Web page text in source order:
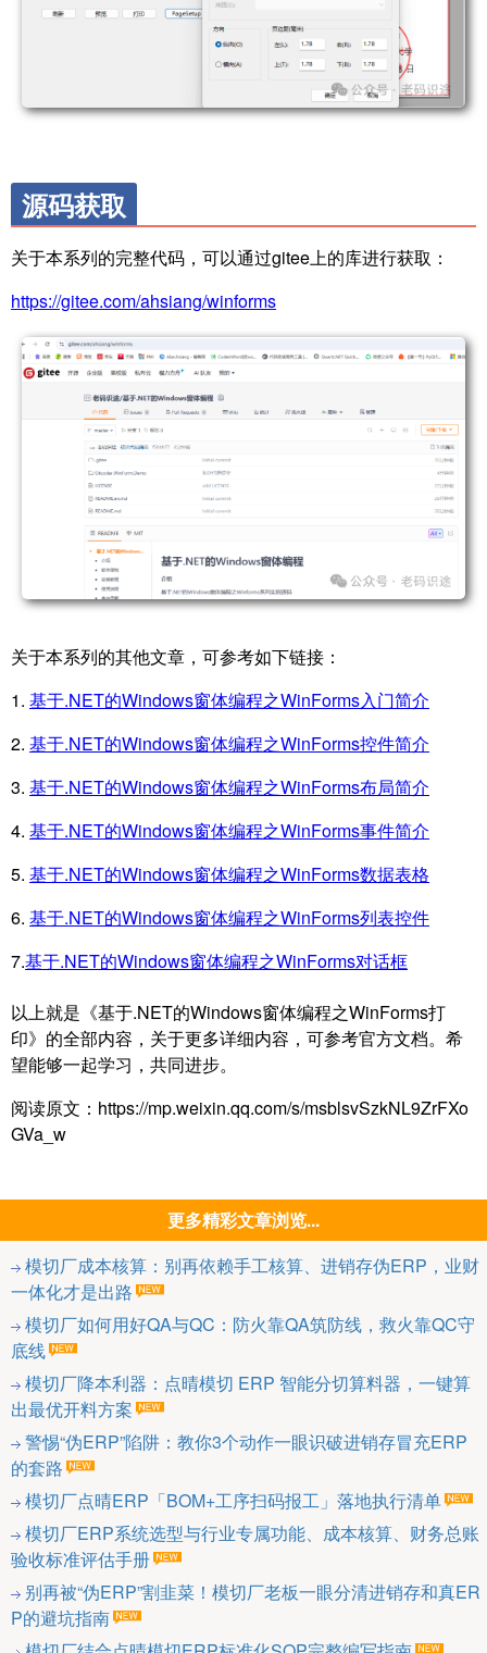
源码获取
关于本系列的完整代码，可以通过gitee上的库进行获取：
https://gitee.com/ahsiang/winforms
关于本系列的其他文章，可参考如下链接：
1. 基于.NET的Windows窗体编程之WinForms入门简介
2. 基于.NET的Windows窗体编程之WinForms控件简介
3. 基于.NET的Windows窗体编程之WinForms布局简介
4. 基于.NET的Windows窗体编程之WinForms事件简介
5. 基于.NET的Windows窗体编程之WinForms数据表格
6. 基于.NET的Windows窗体编程之WinForms列表控件
7.基于.NET的Windows窗体编程之WinForms对话框
以上就是《基于.NET的Windows窗体编程之WinForms打
印》的全部内容，关于更多详细内容，可参考官方文档。希
望能够一起学习，共同进步。
阅读原文：https://mp.weixin.qq.com/s/msblsvSzkNL9ZrFXo
GVa_w
更多精彩文章浏览...
模切厂成本核算：别再依赖手工核算、进销存伪ERP，业财
一体化才是出路
模切厂如何用好QA与QC：防火靠QA筑防线，救火靠QC守
底线
模切厂降本利器：点晴模切 ERP 智能分切算料器，一键算
出最优开料方案
警惕“伪ERP”陷阱：教你3个动作一眼识破进销存冒充ERP
的套路
模切厂点晴ERP「BOM+工序扫码报工」落地执行清单
模切厂ERP系统选型与行业专属功能、成本核算、财务总账
验收标准评估手册
别再被“伪ERP”割韭菜！模切厂老板一眼分清进销存和真ER
P的避坑指南